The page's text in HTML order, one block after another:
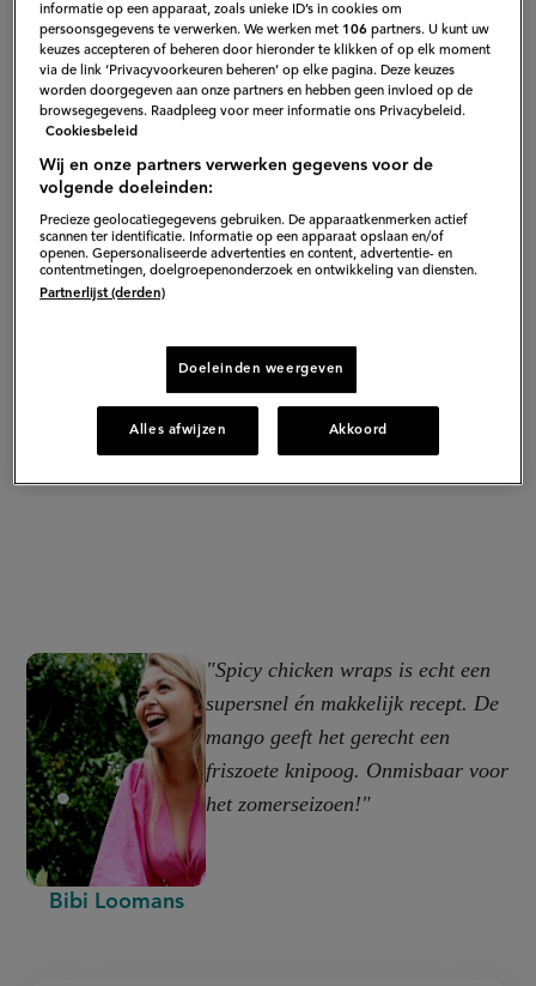
Gepubliceerd op: 06-05-24
Bewerkt op: 06-05-2024
Bibi Loomans
"Spicy chicken wraps is echt een
supersnel én makkelijk recept. De
mango geeft het gerecht een
friszoete knipoog. Onmisbaar voor
het zomerseizoen!"
informatie op een apparaat, zoals unieke ID’s in cookies om
persoonsgegevens te verwerken. We werken met 106 partners. U kunt uw
keuzes accepteren of beheren door hieronder te klikken of op elk moment
via de link ‘Privacyvoorkeuren beheren’ op elke pagina. Deze keuzes
worden doorgegeven aan onze partners en hebben geen invloed op de
browsegegevens. Raadpleeg voor meer informatie ons Privacybeleid.
Cookiesbeleid
Wij en onze partners verwerken gegevens voor de
volgende doeleinden:
Precieze geolocatiegegevens gebruiken. De apparaatkenmerken actief
scannen ter identificatie. Informatie op een apparaat opslaan en/of
openen. Gepersonaliseerde advertenties en content, advertentie- en
contentmetingen, doelgroepenonderzoek en ontwikkeling van diensten.
Partnerlijst (derden)
Doeleinden weergeven
Alles afwijzen Akkoord